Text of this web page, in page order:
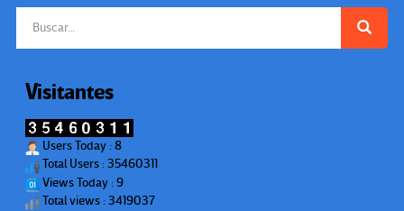
Visitantes
Users Today : 8
Total Users : 35460311
Views Today : 9
Total views : 3419037